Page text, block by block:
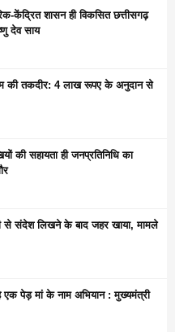
केंद्रित शासन ही विकसित छत्तीसगढ़
देव साय
की तकदीर: 4 लाख रूपए के अनुदान से
की सहायता ही जनप्रतिनिधि का
से संदेश लिखने के बाद जहर खाया, मामले
एक पेड़ मां के नाम अभियान : मुख्यमंत्री